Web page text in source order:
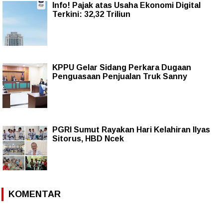
Info! Pajak atas Usaha Ekonomi Digital
Terkini: 32,32 Triliun
KPPU Gelar Sidang Perkara Dugaan
Penguasaan Penjualan Truk Sanny
PGRI Sumut Rayakan Hari Kelahiran Ilyas
Sitorus, HBD Ncek
KOMENTAR